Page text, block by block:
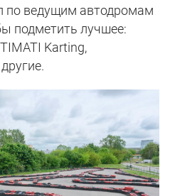
по ведущим автодромам
подметить лучшее:
Karting,